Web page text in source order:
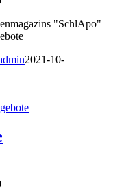
"SchlApo"
2021-10-